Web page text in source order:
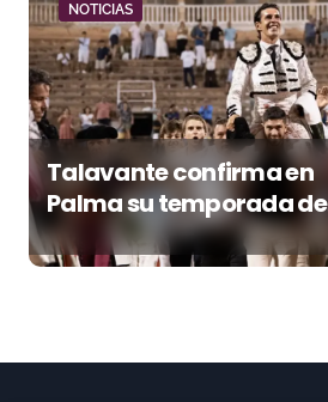
NOTICIAS
Talavante confirma en
Palma su temporada de
figura y el palco niega el
premio a Roca Rey